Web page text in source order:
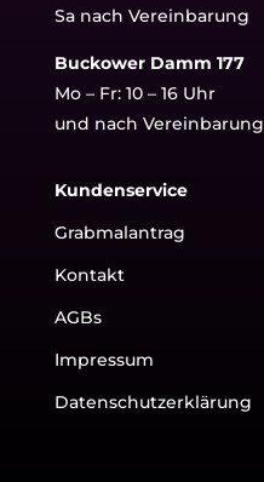
Sa nach Vereinbarung
Buckower Damm 177
Mo – Fr: 10 – 16 Uhr
und nach Vereinbarung
Kundenservice
Grabmalantrag
Kontakt
AGBs
Impressum
Datenschutzerklärung